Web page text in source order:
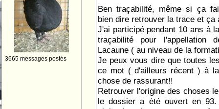
3665 messages postés
Ben traçabilité, même si ça
bien dire retrouver la trace et ça
J'ai participé pendant 10 ans à
traçabilité pour l'appellation
Lacaune ( au niveau de la
Je peux vous dire que toutes
ce mot ( d'ailleurs récent ) à
chose de rassurant!!
Retrouver l'origine des choses
le dossier a été ouvert en